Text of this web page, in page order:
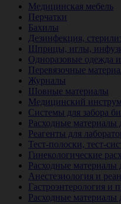
Медицинская мебель
Перчатки
Бахилы
Дезинфекция,
Шприцы, иглы,
Одноразовые одежда и
Перевязочные
Журналы
Шовные материалы
Медицинский
Системы для забора
Расходные материалы
Реагенты для
Тест-полоски, тест-
Гинекологические
Расходные
Анестезиология и
Гастроэнтерология и
Расходные материалы